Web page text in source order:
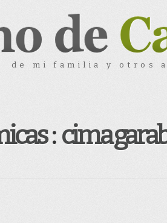
de mi familia y otros
: cima